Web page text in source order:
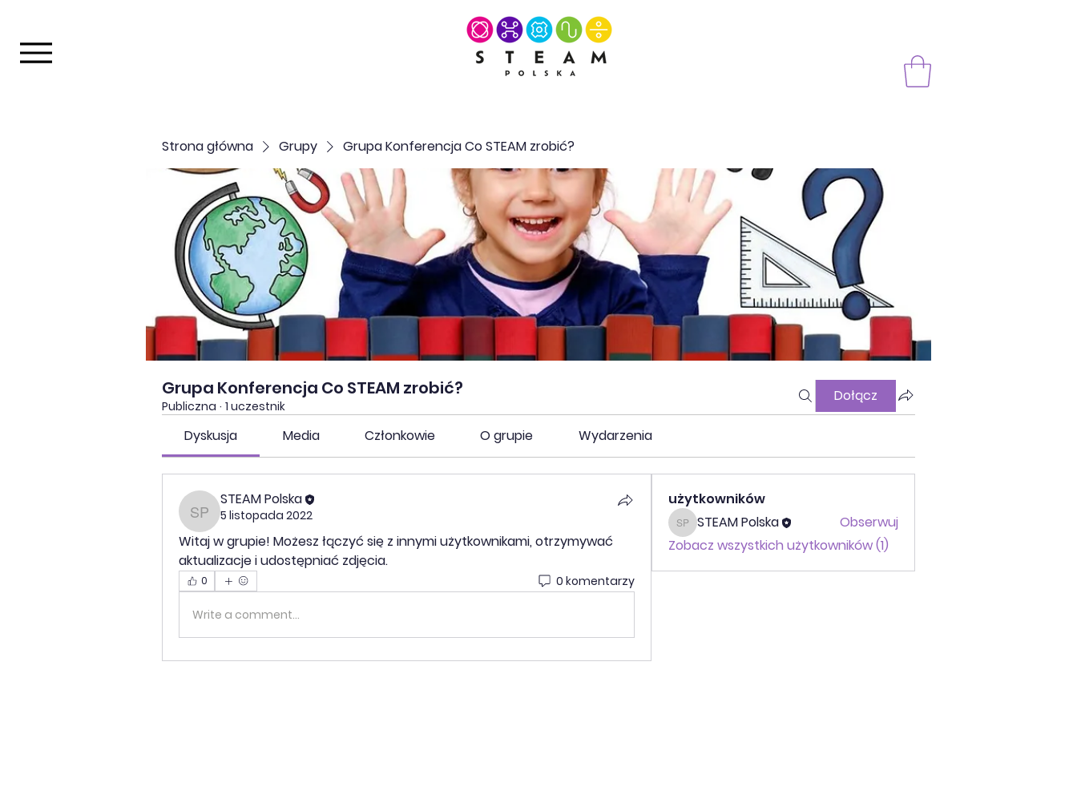
Strona główna Grupy Grupa Konferencja Co STEAM zrobić?
Grupa Konferencja Co STEAM zrobić?
Publiczna · 1 uczestnik
Dołącz
Dyskusja Media Członkowie O grupie Wydarzenia
STEAM Polska
STEAM Polska
5 listopada 2022
Witaj w grupie! Możesz łączyć się z innymi użytkownikami, otrzymywać
aktualizacje i udostępniać zdjęcia.
0 0 komentarzy
Write a comment...
użytkowników
STEAM Polska
STEAM Polska
Obserwuj
Zobacz wszystkich użytkowników (1)